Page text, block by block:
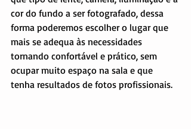
cor do fundo a ser fotografado, dessa
forma poderemos escolher o lugar que
mais se adequa às necessidades
tornando confortável e prático, sem
ocupar muito espaço na sala e que
tenha resultados de fotos profissionais.